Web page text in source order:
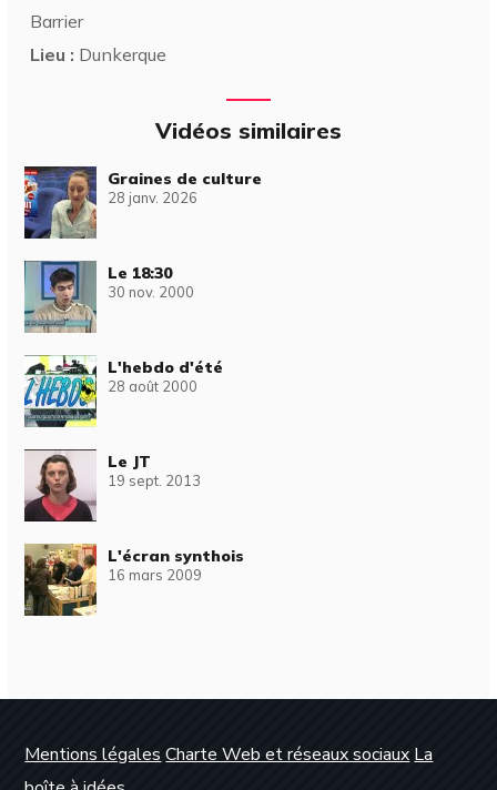
Barrier
Lieu : Dunkerque
Vidéos similaires
Graines de culture
28 janv. 2026
Le 18:30
30 nov. 2000
L'hebdo d'été
28 août 2000
Le JT
19 sept. 2013
L'écran synthois
16 mars 2009
Mentions légales Charte Web et réseaux sociaux La